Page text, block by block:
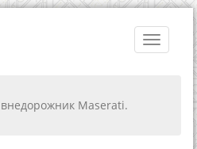
Toggle
Maserati.